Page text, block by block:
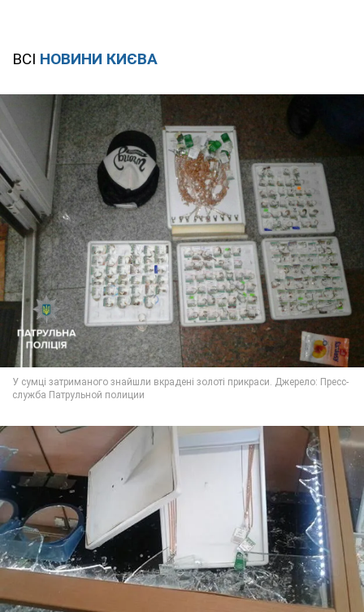
ВСІ НОВИНИ КИЄВА